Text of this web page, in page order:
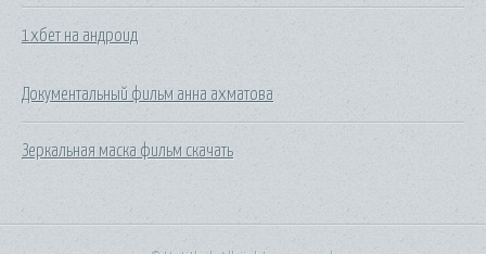
1хбет на андроид
Документальный фильм анна ахматова
Зеркальная маска фильм скачать